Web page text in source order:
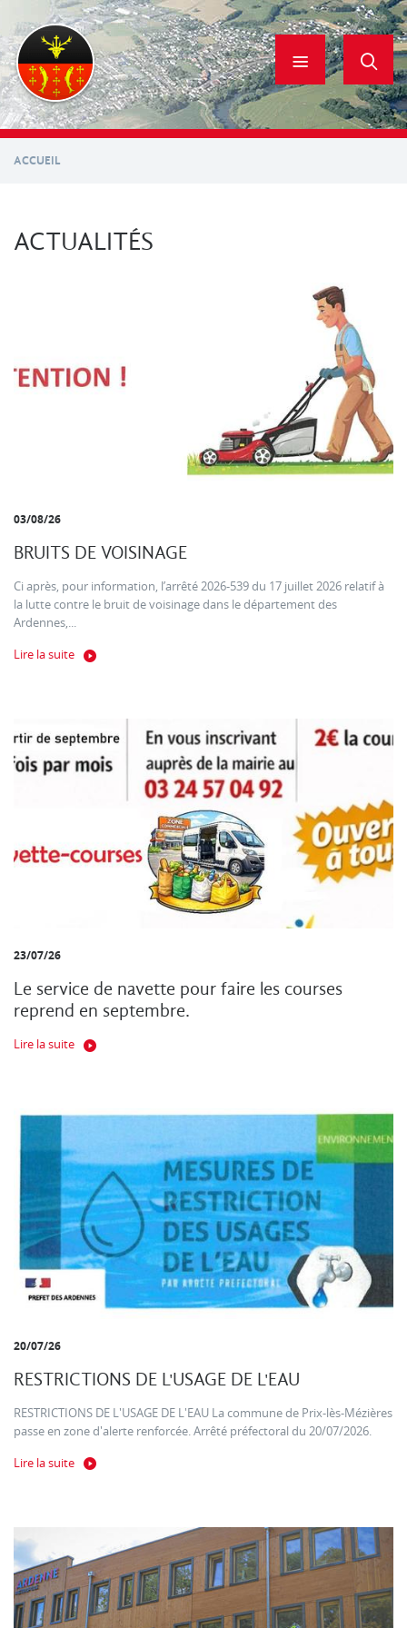
contenu
principal
ACCUEIL
ACTUALITÉS
03/08/26
BRUITS DE VOISINAGE
Ci après, pour information, l’arrêté 2026-539 du 17 juillet 2026 relatif à
la lutte contre le bruit de voisinage dans le département des
Ardennes,...
Lire la suite
23/07/26
Le service de navette pour faire les courses
reprend en septembre.
Lire la suite
20/07/26
RESTRICTIONS DE L'USAGE DE L'EAU
RESTRICTIONS DE L'USAGE DE L'EAU La commune de Prix-lès-Mézières
passe en zone d'alerte renforcée. Arrêté préfectoral du 20/07/2026.
Lire la suite